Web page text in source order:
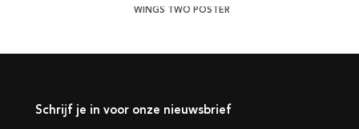
WINGS TWO POSTER
Schrijf je in voor onze nieuwsbrief